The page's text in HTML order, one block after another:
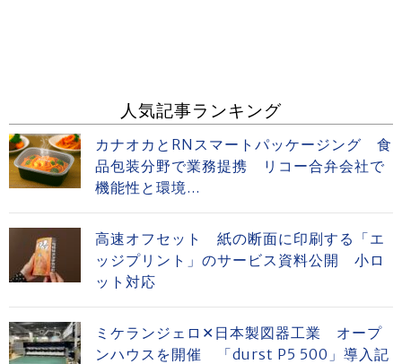
人気記事ランキング
カナオカとRNスマートパッケージング 食
品包装分野で業務提携 リコー合弁会社で
機能性と環境...
高速オフセット 紙の断面に印刷する「エ
ッジプリント」のサービス資料公開 小ロ
ット対応
ミケランジェロ✕日本製図器工業 オープ
ンハウスを開催 「durst P5 500」導入記